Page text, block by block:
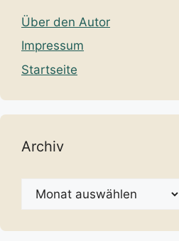
Über den Autor
Impressum
Startseite
Archiv
Archiv